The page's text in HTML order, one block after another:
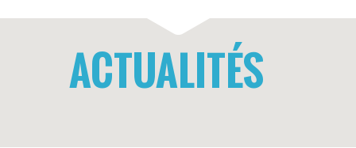
ACTUALITÉS